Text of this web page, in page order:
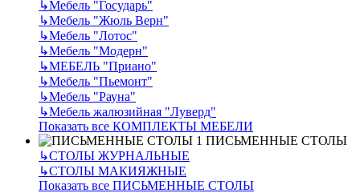
↳Мебель "Государь"
↳Мебель "Жюль Верн"
↳Мебель "Лотос"
↳Мебель "Модерн"
↳МЕБЕЛЬ "Приано"
↳Мебель "Пьемонт"
↳Мебель "Рауна"
↳Мебель жалюзийная "Луверд"
Показать все КОМПЛЕКТЫ МЕБЕЛИ
ПИСЬМЕННЫЕ СТОЛЫ
↳СТОЛЫ ЖУРНАЛЬНЫЕ
↳СТОЛЫ МАКИЯЖНЫЕ
Показать все ПИСЬМЕННЫЕ СТОЛЫ